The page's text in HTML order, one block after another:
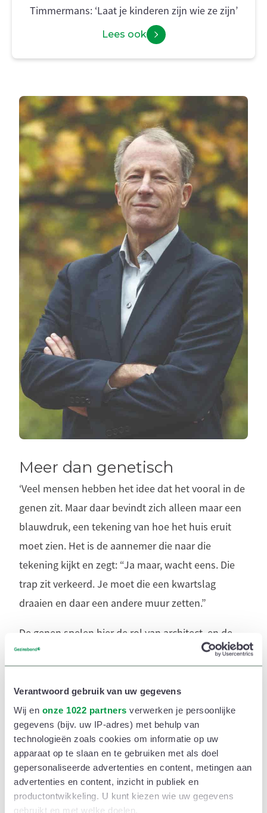
Verantwoord gebruik van uw gegevens
Wij en onze 1022 partners verwerken je persoonlijke
gegevens (bijv. uw IP-adres) met behulp van
technologieën zoals cookies om informatie op uw
apparaat op te slaan en te gebruiken met als doel
gepersonaliseerde advertenties en content, metingen aan
advertenties en content, inzicht in publiek en
productontwikkeling. U kunt kiezen wie uw gegevens
gebruikt en met welke doelen.
Timmermans: ‘Laat je kinderen zijn wie ze zijn’
Lees ook
Meer dan genetisch
‘Veel mensen hebben het idee dat het vooral in de
genen zit. Maar daar bevindt zich alleen maar een
blauwdruk, een tekening van hoe het huis eruit
moet zien. Het is de aannemer die naar die
tekening kijkt en zegt: “Ja maar, wacht eens. Die
trap zit verkeerd. Je moet die een kwartslag
draaien en daar een andere muur zetten.”
De genen spelen hier de rol van architect, en de
ouders en andere opvoeders (zoals leraren) zijn de
tieners is: laat niet los, ga door!
Tieners zijn nog niet af. Ze zijn een work in
progress en moeten nog heel veel oefenen op heel
veel vlakken. Ze kunnen gewoon lief zijn tegen
hun ouders, maar ze kunnen ook checken wat er
gebeurt als ze hun moeder een mastodont